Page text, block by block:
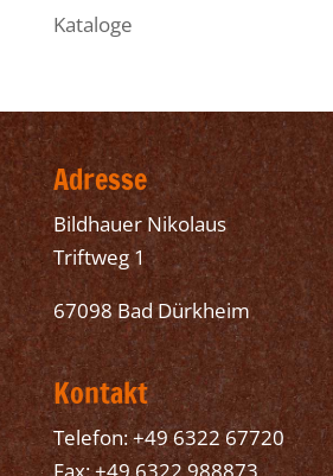
Kataloge
Adresse
Bildhauer Nikolaus
Triftweg 1
67098 Bad Dürkheim
Kontakt
Telefon: +49 6322 67720